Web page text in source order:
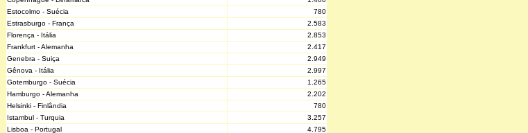
Estocolmo - Suécia
780
Estrasburgo - França
2.583
Florença - Itália
2.853
Frankfurt - Alemanha
2.417
Genebra - Suiça
2.949
Gênova - Itália
2.997
Gotemburgo - Suécia
1.265
Hamburgo - Alemanha
2.202
Helsinki - Finlândia
780
Istambul - Turquia
3.257
Lisboa - Portugal
4.795